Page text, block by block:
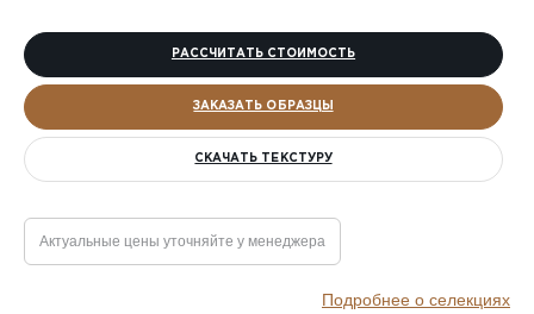
РАССЧИТАТЬ СТОИМОСТЬ
ЗАКАЗАТЬ ОБРАЗЦЫ
СКАЧАТЬ ТЕКСТУРУ
Актуальные цены уточняйте у менеджера
Подробнее о селекциях